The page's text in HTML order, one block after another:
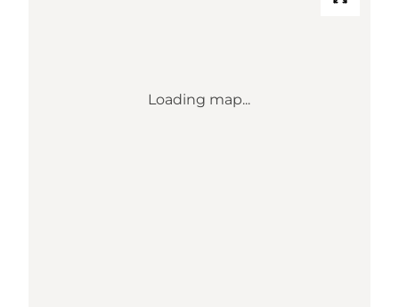
Loading map...